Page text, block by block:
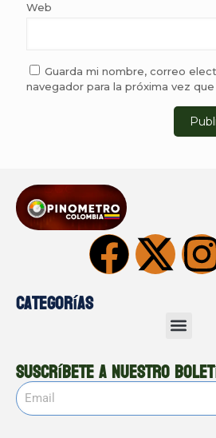
Web
Guarda mi nombre, correo
navegador para la próxima vez
Categorías
Suscríbete a nuestro